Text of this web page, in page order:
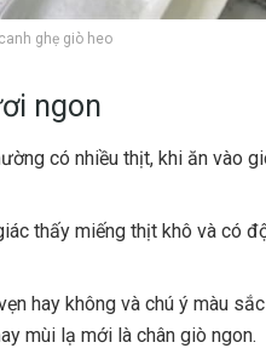
ghẹ giò heo
ngon
có nhiều thịt, khi ăn vào
thấy miếng thịt khô và có
hay không và chú ý màu
mùi lạ mới là chân giò ngon.